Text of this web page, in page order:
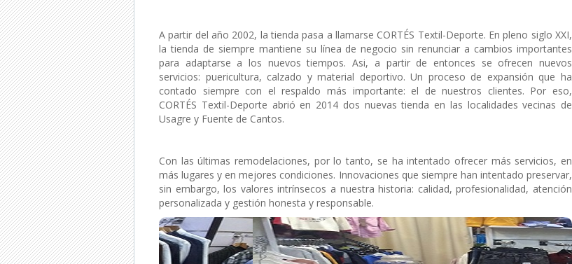
A partir del año 2002, la tienda pasa a llamarse CORTÉS Textil-Deporte. En pleno siglo XXI,
la tienda de siempre mantiene su línea de negocio sin renunciar a cambios importantes
para adaptarse a los nuevos tiempos. Asi, a partir de entonces se ofrecen nuevos
servicios: puericultura, calzado y material deportivo. Un proceso de expansión que ha
contado siempre con el respaldo más importante: el de nuestros clientes. Por eso,
CORTÉS Textil-Deporte abrió en 2014 dos nuevas tienda en las localidades vecinas de
Usagre y Fuente de Cantos.
Con las últimas remodelaciones, por lo tanto, se ha intentado ofrecer más servicios, en
más lugares y en mejores condiciones. Innovaciones que siempre han intentado preservar,
sin embargo, los valores intrínsecos a nuestra historia: calidad, profesionalidad, atención
personalizada y gestión honesta y responsable.